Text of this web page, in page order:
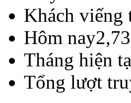
Khách viếng
Hôm nay
Tháng hiện
Tổng lượt